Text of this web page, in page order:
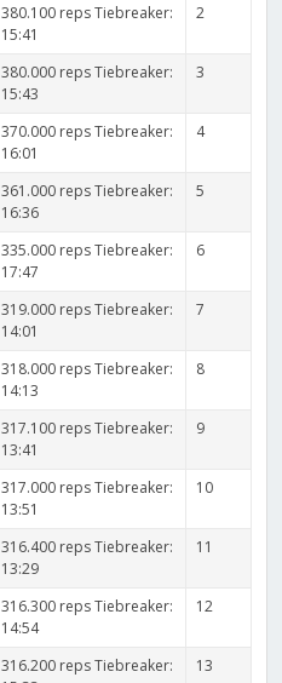
380.100 reps Tiebreaker:
15:41
2
380.000 reps Tiebreaker:
15:43
3
370.000 reps Tiebreaker:
16:01
4
361.000 reps Tiebreaker:
16:36
5
335.000 reps Tiebreaker:
17:47
6
319.000 reps Tiebreaker:
14:01
7
318.000 reps Tiebreaker:
14:13
8
317.100 reps Tiebreaker:
13:41
9
317.000 reps Tiebreaker:
13:51
10
316.400 reps Tiebreaker:
13:29
11
316.300 reps Tiebreaker:
14:54
12
316.200 reps Tiebreaker:
13